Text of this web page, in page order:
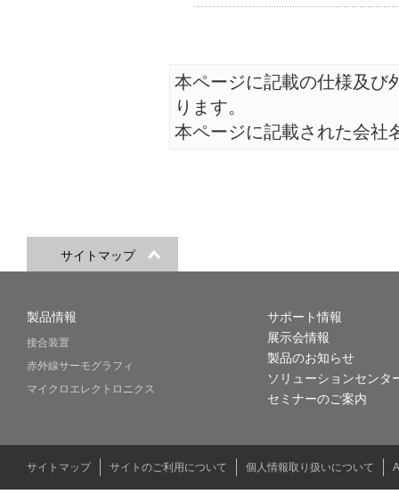
本ページに記載の仕様及び
ります。
本ページに記載された会社
サイトマップ
製品情報
接合装置
赤外線サーモグラフィ
マイクロエレクトロニクス
サポート情報
展示会情報
製品のお知らせ
ソリューションセンタ
セミナーのご案内
サイトマップ サイトのご利用について 個人情報取り扱いについて